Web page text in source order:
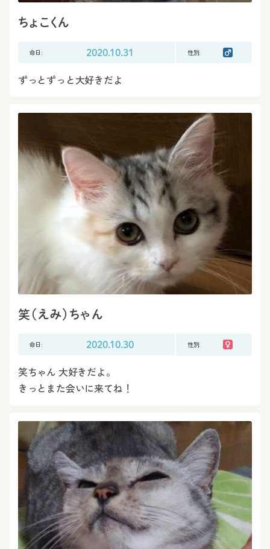
ちょこくん
命日: 2020.10.31 性別:
ずっとずっと大好きだよ
笑（えみ）ちゃん
命日: 2020.10.30 性別:
笑ちゃん 大好きだよ。
きっとまた会いに来てね！